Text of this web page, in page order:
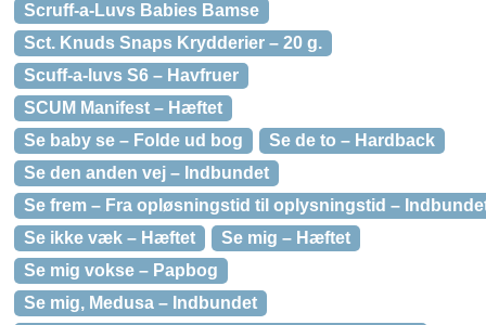
Scruff-a-Luvs Babies Bamse
Sct. Knuds Snaps Krydderier – 20 g.
Scuff-a-luvs S6 – Havfruer
SCUM Manifest – Hæftet
Se baby se – Folde ud bog
Se de to – Hardback
Se den anden vej – Indbundet
Se frem – Fra opløsningstid til oplysningstid –
Se ikke væk – Hæftet
Se mig – Hæftet
Se mig vokse – Papbog
Se mig, Medusa – Indbundet